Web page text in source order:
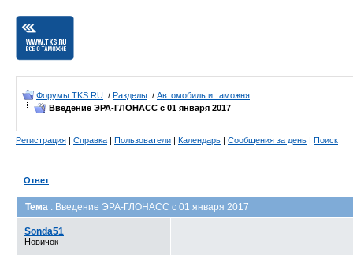
Форумы TKS.RU / Разделы / Автомобиль и таможня
Введение ЭРА-ГЛОНАСС с 01 января 2017
Регистрация | Справка | Пользователи | Календарь | Сообщения за день | Поиск
Ответ
Тема : Введение ЭРА-ГЛОНАСС с 01 января 2017
Sonda51
Новичок